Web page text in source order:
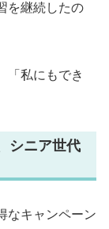
を継続したの
「私にもでき
シニア世代
なキャンペーン